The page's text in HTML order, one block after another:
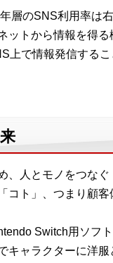
のSNS利用率は
トから情報を得
上で情報発信する
人とモノをつな
コト」、つまり顧
Switch用ソフ
キャラクターに洋